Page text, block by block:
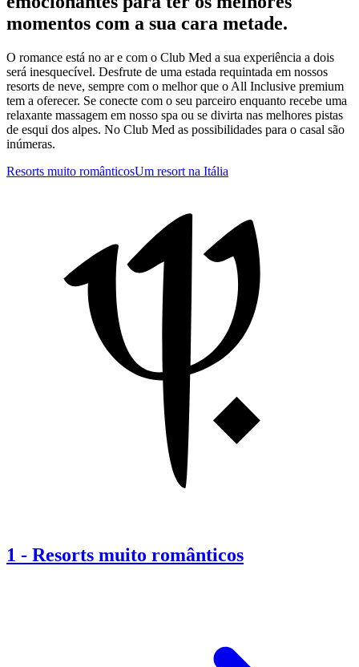
momentos com a sua cara metade.
O romance está no ar e com o Club Med a sua experiência a dois
será inesquecível. Desfrute de uma estada requintada em nossos
resorts de neve, sempre com o melhor que o All Inclusive premium
tem a oferecer. Se conecte com o seu parceiro enquanto recebe uma
relaxante massagem em nosso spa ou se divirta nas melhores pistas
de esqui dos alpes. No Club Med as possibilidades para o casal são
inúmeras.
Resorts muito românticosUm resort na Itália
1 - Resorts muito românticos